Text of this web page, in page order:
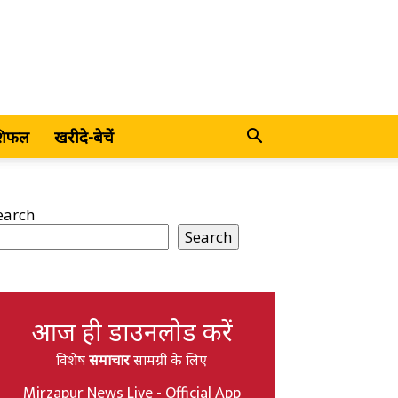
खरीदे-बेचें
Search
आज ही डाउनलोड करें
विशेषसमाचारसामग्री के लिए